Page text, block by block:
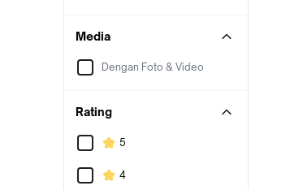
Media
Dengan Foto & Video
Rating
5
4